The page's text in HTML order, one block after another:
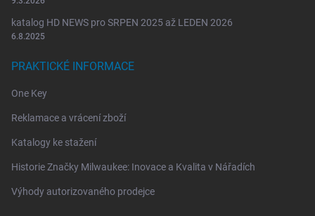
katalog HD NEWS pro SRPEN 2025 až LEDEN 2026
6.8.2025
PRAKTICKÉ INFORMACE
One Key
Reklamace a vrácení zboží
Katalogy ke stažení
Historie Značky Milwaukee: Inovace a Kvalita v Nářadích
Výhody autorizovaného prodejce